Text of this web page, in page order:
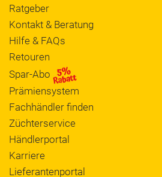
Ratgeber
Kontakt & Beratung
Hilfe & FAQs
Retouren
Spar-Abo
Prämiensystem
Fachhändler finden
Züchterservice
Händlerportal
Karriere
Lieferantenportal